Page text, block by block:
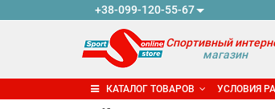
+38-099-120-55-67
Спортивный
магазин
КАТАЛОГ ТОВАРОВ УСЛОВИЯ